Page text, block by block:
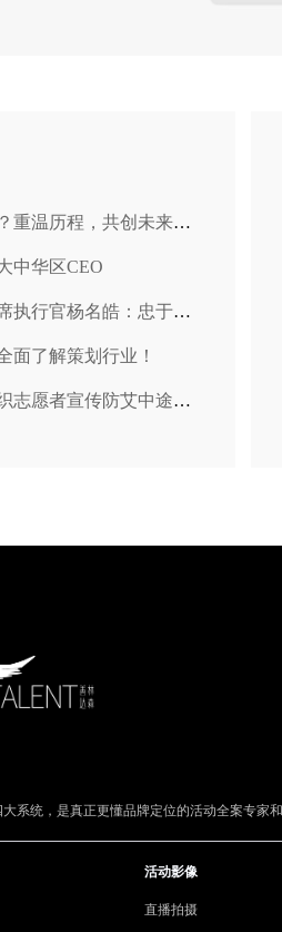
如何策划二十周年庆典活动？重温历程，共创未来，活动方案全攻略！
中华区CEO
活动策划公司：奥美全球首席执行官杨名皓：忠于自我
面了解策划行业！
公关策划公司：国际公益组织志愿者宣传防艾中途被驱赶
系统，是真正更懂品牌定位的活动全案专家和
活动影像
直播拍摄